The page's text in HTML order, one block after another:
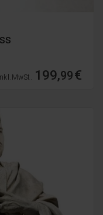
MwSt. 199,99€